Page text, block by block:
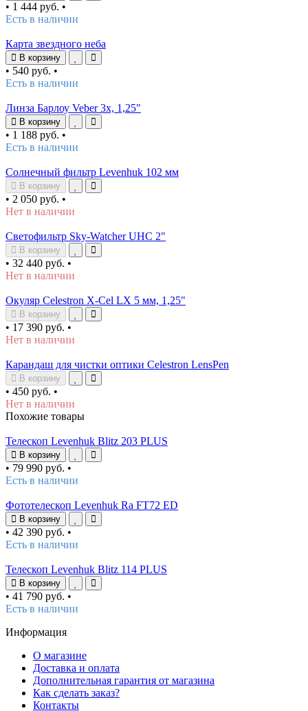
• 1 444 руб. •
Есть в наличии
Карта звездного неба
В корзину
• 540 руб. •
Есть в наличии
Линза Барлоу Veber 3х, 1,25"
В корзину
• 1 188 руб. •
Есть в наличии
Солнечный фильтр Levenhuk 102 мм
В корзину
• 2 050 руб. •
Нет в наличии
Светофильтр Sky-Watcher UHC 2"
В корзину
• 32 440 руб. •
Нет в наличии
Окуляр Celestron X-Cel LX 5 мм, 1,25"
В корзину
• 17 390 руб. •
Нет в наличии
Карандаш для чистки оптики Celestron LensPen
В корзину
• 450 руб. •
Нет в наличии
Похожие товары
Телескоп Levenhuk Blitz 203 PLUS
В корзину
• 79 990 руб. •
Есть в наличии
Фототелескоп Levenhuk Ra FT72 ED
В корзину
• 42 390 руб. •
Есть в наличии
Телескоп Levenhuk Blitz 114 PLUS
В корзину
• 41 790 руб. •
Есть в наличии
Информация
О магазине
Доставка и оплата
Дополнительная гарантия от магазина
Как сделать заказ?
Контакты